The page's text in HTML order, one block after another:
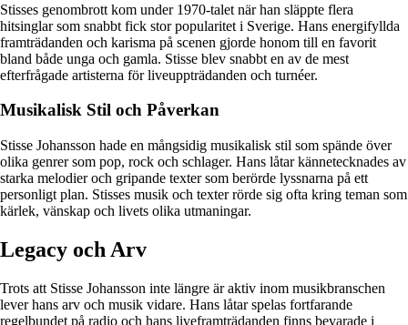
Stisses genombrott kom under 1970-talet när han släppte flera
hitsinglar som snabbt fick stor popularitet i Sverige. Hans energifyllda
framträdanden och karisma på scenen gjorde honom till en favorit
bland både unga och gamla. Stisse blev snabbt en av de mest
efterfrågade artisterna för liveuppträdanden och turnéer.
Musikalisk Stil och Påverkan
Stisse Johansson hade en mångsidig musikalisk stil som spände över
olika genrer som pop, rock och schlager. Hans låtar kännetecknades av
starka melodier och gripande texter som berörde lyssnarna på ett
personligt plan. Stisses musik och texter rörde sig ofta kring teman som
kärlek, vänskap och livets olika utmaningar.
Legacy och Arv
Trots att Stisse Johansson inte längre är aktiv inom musikbranschen
lever hans arv och musik vidare. Hans låtar spelas fortfarande
regelbundet på radio och hans liveframträdanden finns bevarade i